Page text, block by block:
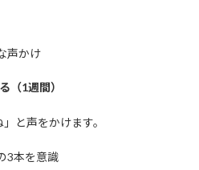
声かけ
（1週間）
と声をかけます。
3本を意識